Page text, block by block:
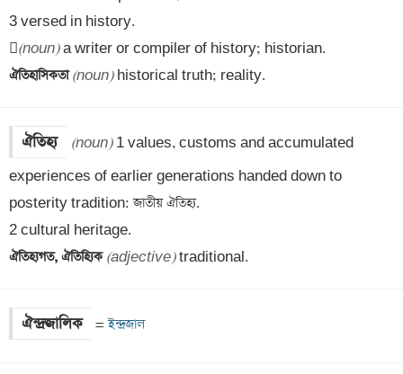
3 versed in history.
(noun)
ঐতিহাসিকতা (noun) historical truth; reality.
ঐতিহ্য (noun) 1 values, customs and accumulated
experiences of earlier generations handed down to
posterity tradition: জাতীয় ঐতিহ্য.
ঐতিহ্যগত, ঐতিহ্যিক (adjective) traditional.
ঐন্দ্রজালিক = ইন্দ্রজাল